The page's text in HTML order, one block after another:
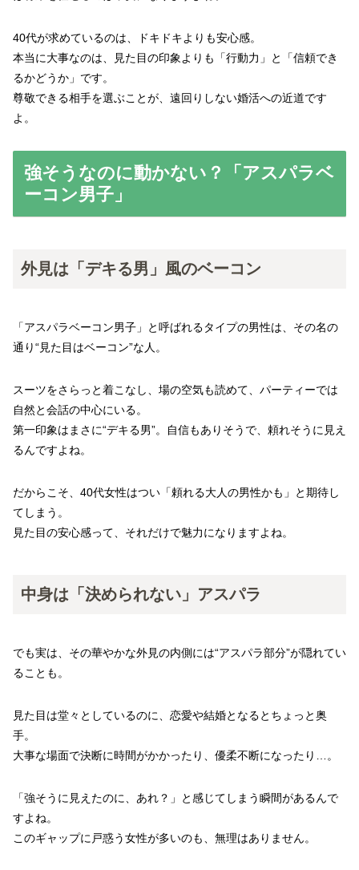
40代が求めているのは、ドキドキよりも安心感。
本当に大事なのは、見た目の印象よりも「行動力」と「信頼でき
るかどうか」です。
尊敬できる相手を選ぶことが、遠回りしない婚活への近道です
よ。
強そうなのに動かない？「アスパラベ
ーコン男子」
外見は「デキる男」風のベーコン
「アスパラベーコン男子」と呼ばれるタイプの男性は、その名の
通り“見た目はベーコン”な人。
スーツをさらっと着こなし、場の空気も読めて、パーティーでは
自然と会話の中心にいる。
第一印象はまさに“デキる男”。自信もありそうで、頼れそうに見え
るんですよね。
だからこそ、40代女性はつい「頼れる大人の男性かも」と期待し
てしまう。
見た目の安心感って、それだけで魅力になりますよね。
中身は「決められない」アスパラ
でも実は、その華やかな外見の内側には“アスパラ部分”が隠れてい
ることも。
見た目は堂々としているのに、恋愛や結婚となるとちょっと奥
手。
大事な場面で決断に時間がかかったり、優柔不断になったり…。
「強そうに見えたのに、あれ？」と感じてしまう瞬間があるんで
すよね。
このギャップに戸惑う女性が多いのも、無理はありません。